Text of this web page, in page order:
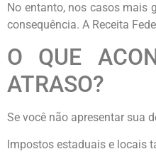
No entanto, nos casos mais
consequência. A Receita
O QUE
ATRASO?
Se você não apresentar sua
Impostos estaduais e locais